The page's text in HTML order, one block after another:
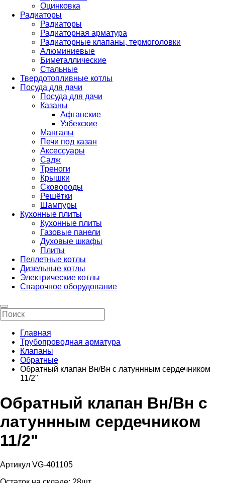
Оцинковка
Радиаторы
Радиаторы
Радиаторная арматура
Радиаторные клапаны, термоголовки
Алюминиевые
Биметаллические
Стальные
Твердотопливные котлы
Посуда для дачи
Посуда для дачи
Казаны
Афганские
Узбекские
Мангалы
Печи под казан
Аксессуары
Садж
Треноги
Крышки
Сковороды
Решётки
Шампуры
Кухонные плиты
Кухонные плиты
Газовые панели
Духовые шкафы
Плиты
Пеллетные котлы
Дизельные котлы
Электрические котлы
Сварочное оборудование
Главная
Трубопроводная арматура
Клапаны
Обратные
Обратный клапан Вн/Вн с латуннным сердечником
11/2"
Обратный клапан Вн/Вн с
латуннным сердечником
11/2"
Артикул VG-401105